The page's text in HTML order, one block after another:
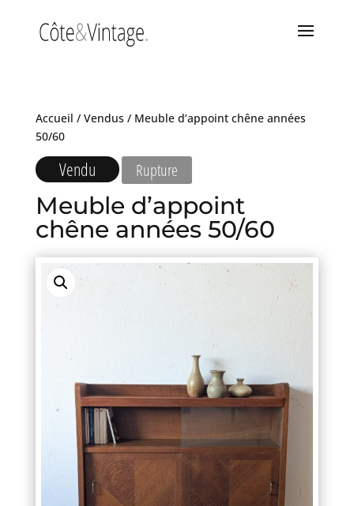
Accueil / Vendus/ Meuble d’appoint chêne années
50/60
Vendu Rupture
Meuble d’appoint
chêne années 50/60